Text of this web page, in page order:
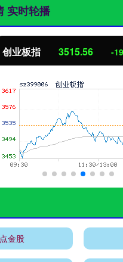
实时轮播
业板指 3515.56 -19.58
点金股